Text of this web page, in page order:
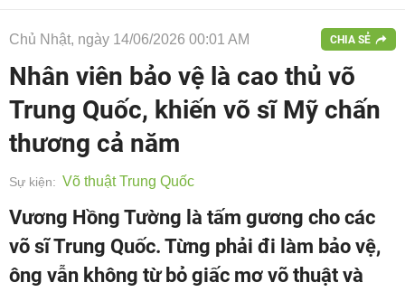
Chủ Nhật, ngày 14/06/2026 00:01 AM CHIA SẺ
Nhân viên bảo vệ là cao thủ võ
Trung Quốc, khiến võ sĩ Mỹ chấn
thương cả năm
Sự kiện: Võ thuật Trung Quốc
Vương Hồng Tường là tấm gương cho các
võ sĩ Trung Quốc. Từng phải đi làm bảo vệ,
ông vẫn không từ bỏ giấc mơ võ thuật và